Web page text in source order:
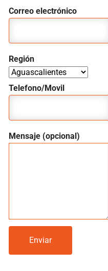
Correo electrónico
Región
Telefono/Movil
Mensaje (opcional)